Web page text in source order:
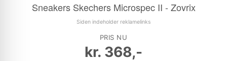
Sneakers Skechers Microspec II - Zovrix
Siden indeholder reklamelinks
PRIS NU
kr. 368,-